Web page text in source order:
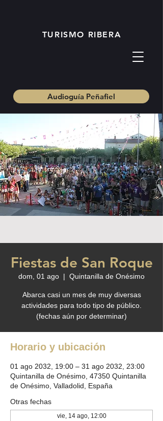
TURISMO RIBERA
Audioguía Peñafiel
Fiestas de San Roque
dom, 01 ago
  |
Quintanilla de Onésimo
Abarca casi un mes de muy diversas
actividades para todo tipo de público.
(fechas aún por determinar)
Horario y ubicación
01 ago 2032, 19:00 – 31 ago 2032, 23:00
Quintanilla de Onésimo, 47350 Quintanilla
de Onésimo, Valladolid, España
Otras fechas
vie, 14 ago, 12:00